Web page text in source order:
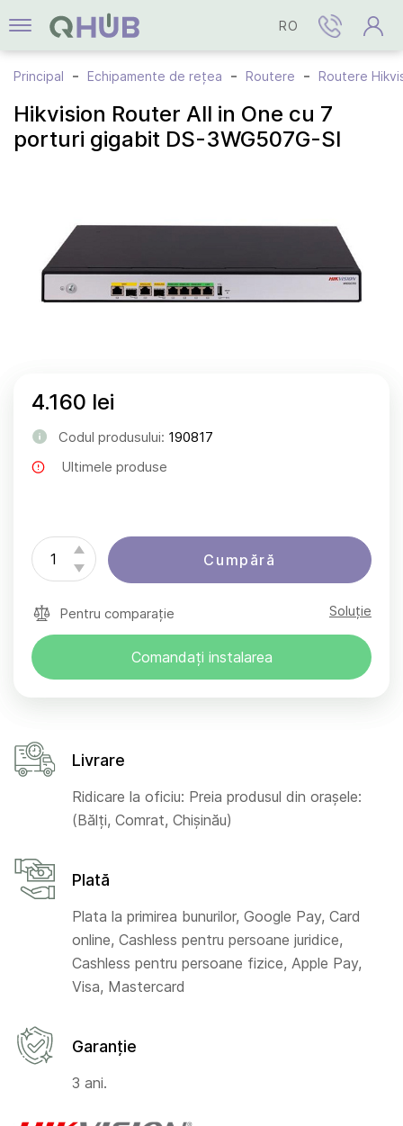
RO
Principal Echipamente de rețea Routere Routere
Hikvision Router All in One cu 7
porturi gigabit DS-3WG507G-SI
4.160 lei
Codul produsului: 190817
Ultimele produse
Cumpără
Pentru comparație Soluție
Comandați instalarea
Livrare
Ridicare la oficiu: Preia produsul din orașele:
(Bălți, Comrat, Chișinău)
Plată
Plata la primirea bunurilor, Google Pay, Card
online, Cashless pentru persoane juridice,
Cashless pentru persoane fizice, Apple Pay,
Visa, Mastercard
Garanție
3 ani.